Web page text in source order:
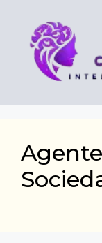
contenido